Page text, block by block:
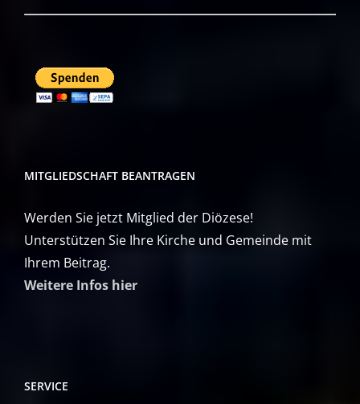
MITGLIEDSCHAFT BEANTRAGEN
Werden Sie jetzt Mitglied der Diözese!
Unterstützen Sie Ihre Kirche und Gemeinde mit
Ihrem Beitrag.
Weitere Infos hier
SERVICE